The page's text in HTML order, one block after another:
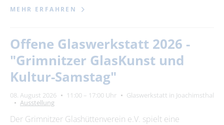
MEHR ERFAHREN
Offene Glaswerkstatt 2026 -
"Grimnitzer GlasKunst und
Kultur-Samstag"
08. August 2026 11:00 – 17:00 Uhr
Glaswerkstatt in Joachimsthal
Ausstellung
Der Grimnitzer Glashüttenverein e.V. spielt eine